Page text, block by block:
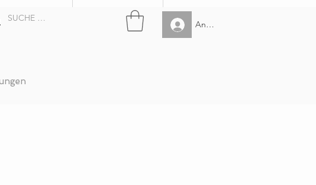
Anmelden